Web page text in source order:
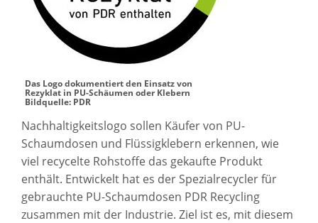
Das Logo dokumentiert den Einsatz von
Rezyklat in PU-Schäumen oder Klebern
Bildquelle: PDR
Nachhaltigkeitslogo sollen Käufer von PU-
Schaumdosen und Flüssigklebern erkennen, wie
viel recycelte Rohstoffe das gekaufte Produkt
enthält. Entwickelt hat es der Spezialrecycler für
gebrauchte PU-Schaumdosen PDR Recycling
zusammen mit der Industrie. Ziel ist es, mit diesem